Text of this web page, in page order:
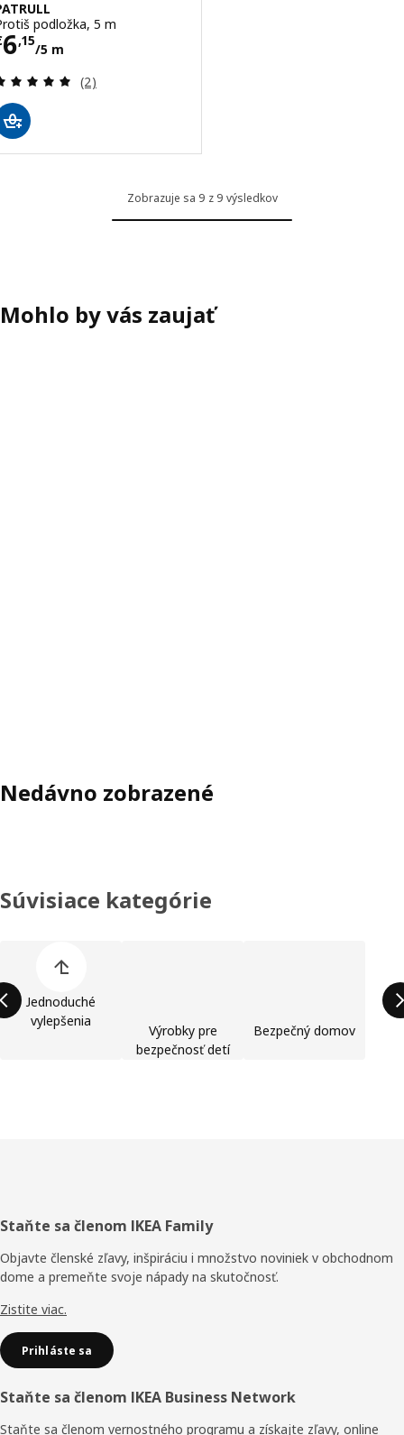
podložka, 5 m
6,15
/5 m€ 6,15/5 m
Prehľad: 5 z 5 hviezdy. Celkové hodnotenie:
(2)
Zobrazuje sa 9 z 9 výsledkov
Mohlo by vás zaujať
Nedávno zobrazené
Súvisiace kategórie
Jednoduché
vylepšenia
Výrobky pre
bezpečnosť detí
Bezpečný domov
Päta
stránky
Staňte sa členom IKEA Family
Objavte členské zľavy, inšpiráciu i množstvo noviniek v obchodnom
dome a premeňte svoje nápady na skutočnosť.
Zistite viac.
Prihláste sa
Staňte sa členom IKEA Business Network
Staňte sa členom vernostného programu a získajte zľavy, online